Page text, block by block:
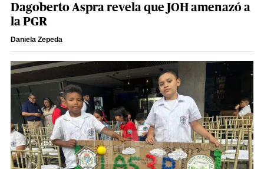
Dagoberto Aspra revela que JOH amenazó a
la PGR
Daniela Zepeda